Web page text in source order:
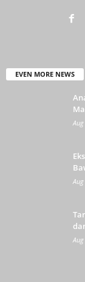
EVEN MORE NEWS